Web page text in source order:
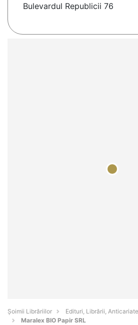
Bulevardul Republicii 76
Șoimii Librăriilor
Edituri, Librării,
Maralex BIO Papir SRL